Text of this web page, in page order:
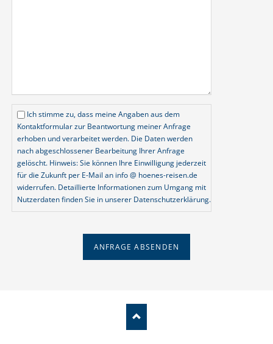
Ich stimme zu, dass meine Angaben aus dem
Kontaktformular zur Beantwortung meiner Anfrage
erhoben und verarbeitet werden. Die Daten werden
nach abgeschlossener Bearbeitung Ihrer Anfrage
gelöscht. Hinweis: Sie können Ihre Einwilligung jederzeit
für die Zukunft per E-Mail an info @ hoenes-reisen.de
widerrufen. Detaillierte Informationen zum Umgang mit
Nutzerdaten finden Sie in unserer Datenschutzerklärung.
ANFRAGE ABSENDEN